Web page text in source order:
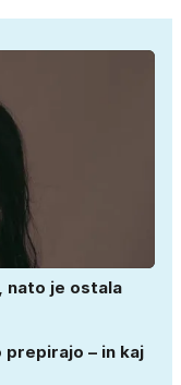
nato je ostala
– in kaj